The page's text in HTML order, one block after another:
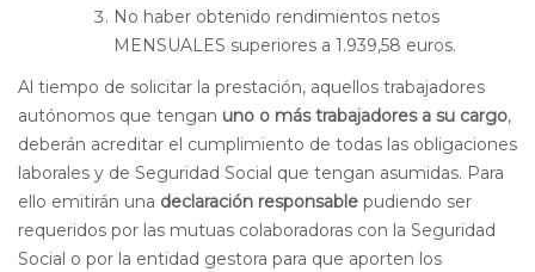
No haber obtenido rendimientos netos
MENSUALES superiores a 1.939,58 euros.
Al tiempo de solicitar la prestación, aquellos trabajadores
autónomos que tengan uno o más trabajadores a su cargo,
deberán acreditar el cumplimiento de todas las obligaciones
laborales y de Seguridad Social que tengan asumidas. Para
ello emitirán una declaración responsable pudiendo ser
requeridos por las mutuas colaboradoras con la Seguridad
Social o por la entidad gestora para que aporten los